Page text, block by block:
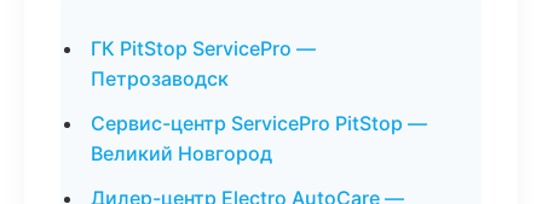
ГК PitStop ServicePro —
Петрозаводск
Сервис-центр ServicePro PitStop —
Великий Новгород
Дилер-центр Electro AutoCare —